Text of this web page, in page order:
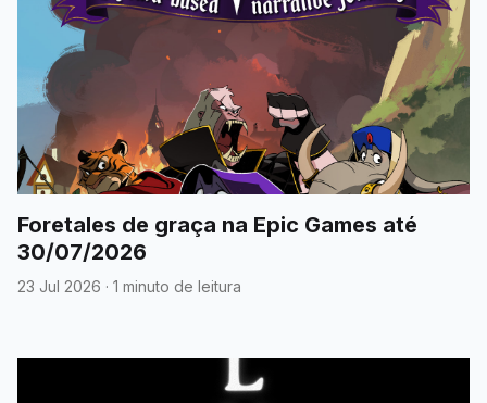
Foretales de graça na Epic Games até
30/07/2026
23 Jul 2026 · 1 minuto de leitura